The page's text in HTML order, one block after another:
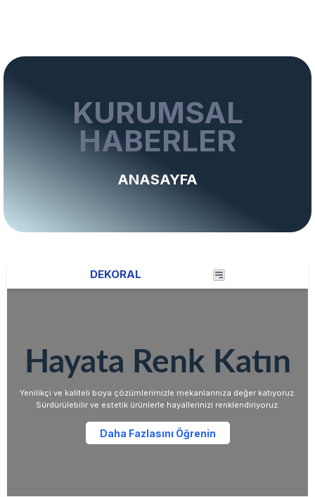
KURUMSAL
HABERLER
ANASAYFA
DEKORAL
Hayata Renk Katın
Yenilikçi ve kaliteli boya çözümlerimizle mekanlarınıza değer katıyoruz.
Sürdürülebilir ve estetik ürünlerle hayallerinizi renklendiriyoruz.
Daha Fazlasını Öğrenin